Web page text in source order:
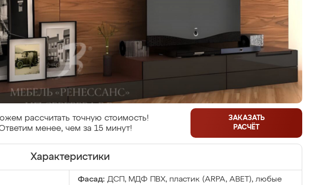
рассчитать точную стоимость!
менее, чем за 15 минут!
ЗАКАЗАТЬ
РАСЧЁТ
Характеристики
Фасад: ДСП, МДФ ПВХ, пластик (ARPA, ABET), любые